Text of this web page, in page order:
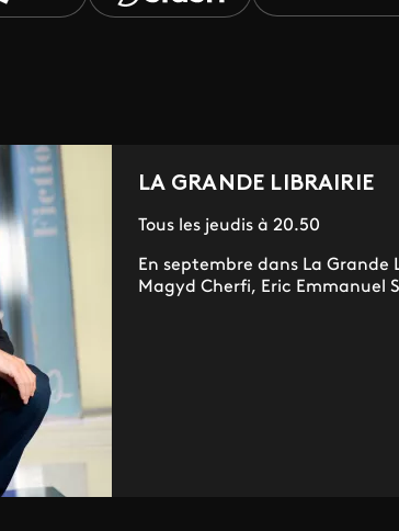
LA GRANDE LIBRAIRIE
Tous les jeudis à 20.50
En septembre dans La
Magyd Cherfi, Eric Emmanuel